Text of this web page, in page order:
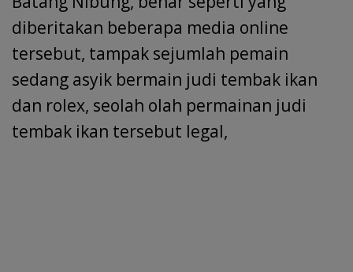
diberitakan beberapa media online
tersebut, tampak sejumlah pemain
sedang asyik bermain judi tembak ikan
dan rolex, seolah olah permainan judi
tembak ikan tersebut legal,